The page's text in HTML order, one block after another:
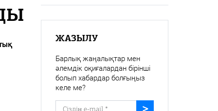
ЖАЗЫЛУ
Барлық жаңалықтар мен
әлемдік оқиғалардан бірінші
болып хабардар болғыңыз
келе ме?